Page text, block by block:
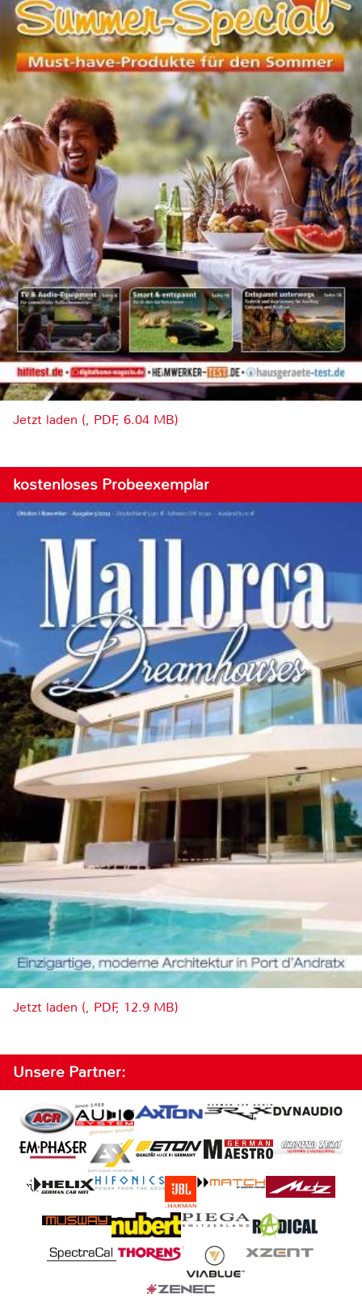
Jetzt laden (, PDF, 6.04 MB)
kostenloses Probeexemplar
Jetzt laden (, PDF, 12.9 MB)
Unsere Partner: